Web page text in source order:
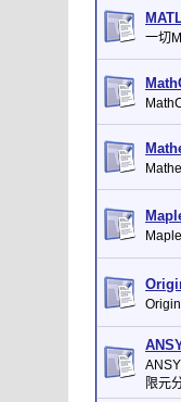
一切
限元